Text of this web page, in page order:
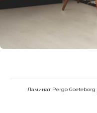
Ламинат Pergo Goeteborg